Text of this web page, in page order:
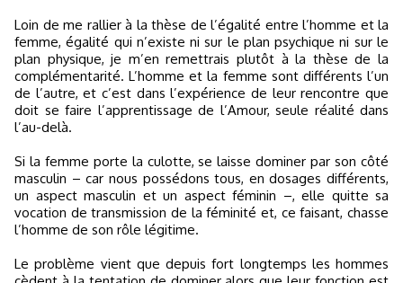
Loin de me rallier à la thèse de l’égalité entre l’homme et la
femme, égalité qui n’existe ni sur le plan psychique ni sur le
plan physique, je m’en remettrais plutôt à la thèse de la
complémentarité. L’homme et la femme sont différents l’un
de l’autre, et c’est dans l’expérience de leur rencontre que
doit se faire l’apprentissage de l’Amour, seule réalité dans
l’au-delà.
Si la femme porte la culotte, se laisse dominer par son côté
masculin – car nous possédons tous, en dosages différents,
un aspect masculin et un aspect féminin –, elle quitte sa
vocation de transmission de la féminité et, ce faisant, chasse
l’homme de son rôle légitime.
Le problème vient que depuis fort longtemps les hommes